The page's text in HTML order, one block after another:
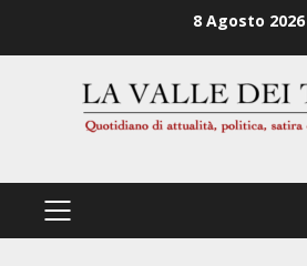
8 Agosto 2026
PRIMÄRES